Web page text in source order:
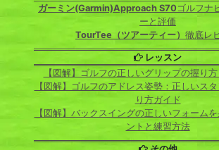
ガーミン(Garmin)Approach S70ゴルフナ
ーと評価
TourTee（ツアーティー） 徹底レ
レッスン
【図解】ゴルフの正しいグリップの握り
【図解】ゴルフのアドレス姿勢：正しいス
り方ガイド
【図解】バックスイングの正しいフォーム
ントと練習方法